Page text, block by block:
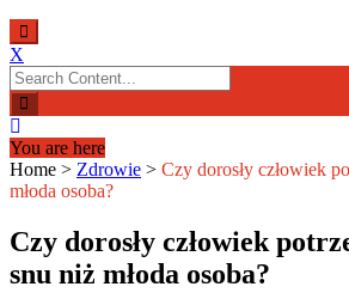
X
Search
for:
You are here
Home > Zdrowie > Czy dorosły człowiek
młoda osoba?
Czy dorosły człowiek
snu niż młoda osoba?